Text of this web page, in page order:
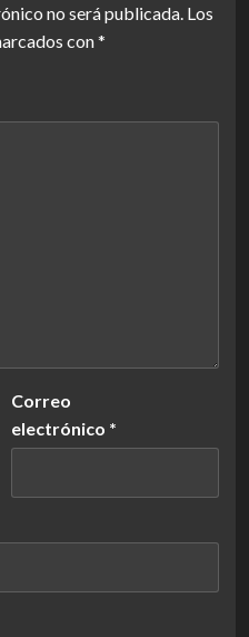
no será publicada. Los
con*
Correo
electrónico *